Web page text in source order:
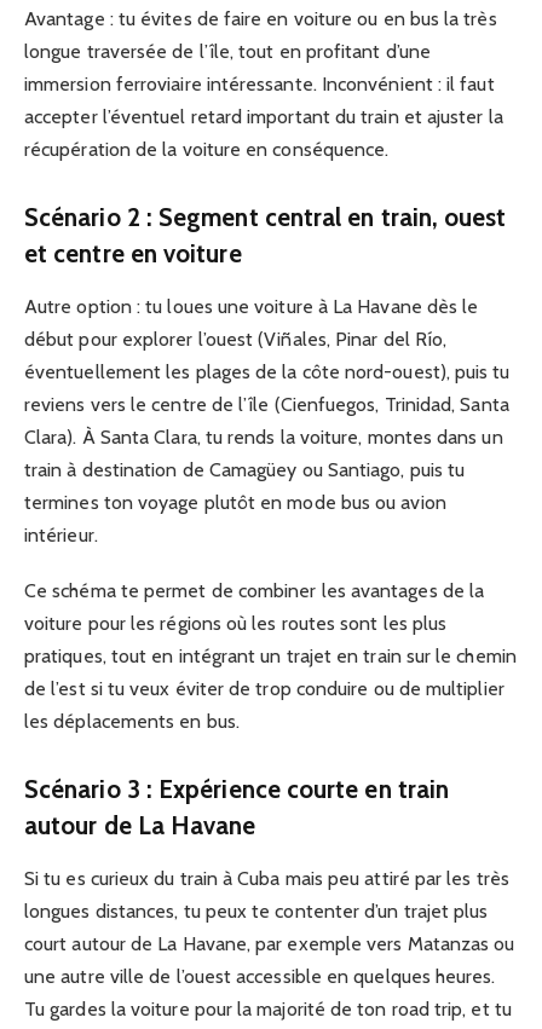
Avantage : tu évites de faire en voiture ou en bus la très
longue traversée de l’île, tout en profitant d’une
immersion ferroviaire intéressante. Inconvénient : il faut
accepter l’éventuel retard important du train et ajuster la
récupération de la voiture en conséquence.
Scénario 2 : Segment central en train, ouest
et centre en voiture
Autre option : tu loues une voiture à La Havane dès le
début pour explorer l’ouest (Viñales, Pinar del Río,
éventuellement les plages de la côte nord-ouest), puis tu
reviens vers le centre de l’île (Cienfuegos, Trinidad, Santa
Clara). À Santa Clara, tu rends la voiture, montes dans un
train à destination de Camagüey ou Santiago, puis tu
termines ton voyage plutôt en mode bus ou avion
intérieur.
Ce schéma te permet de combiner les avantages de la
voiture pour les régions où les routes sont les plus
pratiques, tout en intégrant un trajet en train sur le chemin
de l’est si tu veux éviter de trop conduire ou de multiplier
les déplacements en bus.
Scénario 3 : Expérience courte en train
autour de La Havane
Si tu es curieux du train à Cuba mais peu attiré par les très
longues distances, tu peux te contenter d’un trajet plus
court autour de La Havane, par exemple vers Matanzas ou
une autre ville de l’ouest accessible en quelques heures.
Tu gardes la voiture pour la majorité de ton road trip, et tu